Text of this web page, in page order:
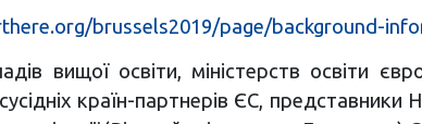
brussels2019/page/background-
вищої освіти, міністерств освіти
країн-партнерів ЄС,